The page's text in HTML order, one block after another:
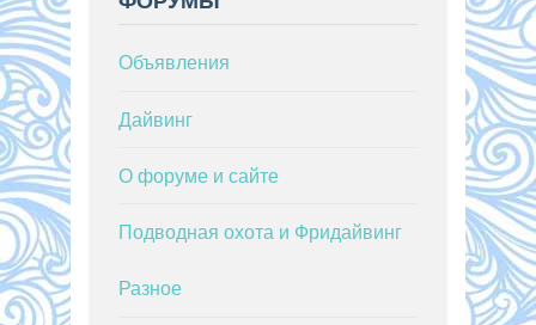
Объявления
Дайвинг
О форуме и сайте
Подводная охота и Фридайвинг
Разное